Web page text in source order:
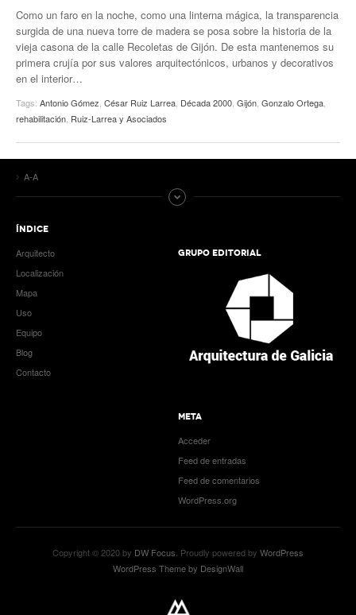
Como un faro en la noche, como una linterna mágica, la transparencia
surgida de una nueva torre de madera se posa sobre la historia de la
vieja casona de la calle Recoletas de Gijón. De esta mantenemos su
primera crujía por sus valores arquitectónicos, urbanos y decorativos
en el interior…
Tags: Antonio Gómez César Ruiz Larrea Década 2000 Gijón Gonzalo Ortega
rehabilitación Ruiz-Larrea y Asociados
A-A
ÍNDICE
Arquitecto
Localización
Mapa
Uso
Equipo
Blog
Contacto
GRUPO EDITORIAL
META
Acceder
Feed de entradas
Feed de comentarios
WordPress.org
Copyright © 2020 by DW Focus . Proudly powered by WordPress
WordPress Theme by DesignWall